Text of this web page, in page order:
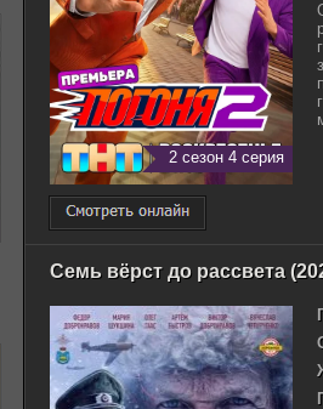
2 сезон 4 серия
Семь вёрст до рассвета